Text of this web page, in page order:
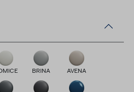
BRINA AVENA